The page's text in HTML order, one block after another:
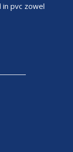
pvc zowel